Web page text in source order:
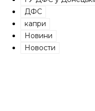
ДФС
капри
Новини
Новости